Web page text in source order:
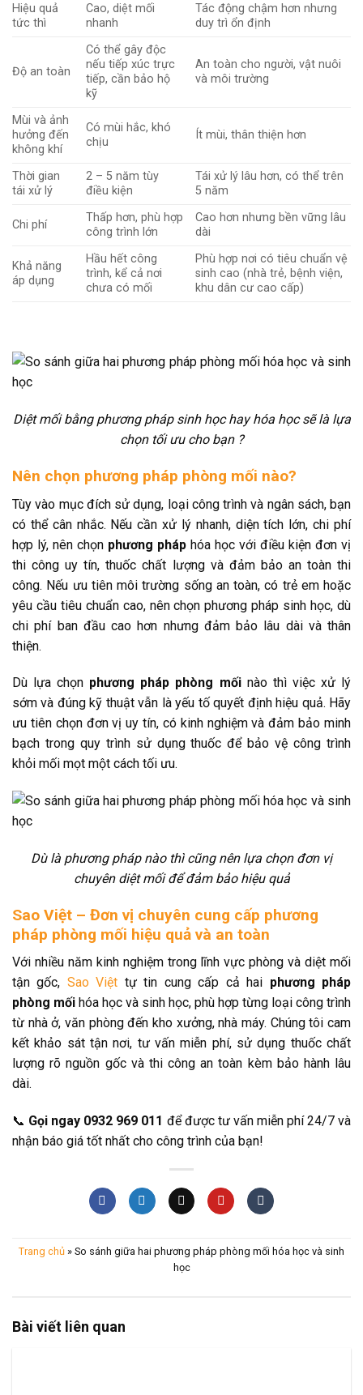
Hiệu quả
tức thì
Cao, diệt mối
nhanh
Tác động chậm hơn nhưng
duy trì ổn định
Độ an toàn
Có thể gây độc
nếu tiếp xúc trực
tiếp, cần bảo hộ
kỹ
An toàn cho người, vật nuôi
và môi trường
Mùi và ảnh
hưởng đến
không khí
Có mùi hắc, khó
chịu
Ít mùi, thân thiện hơn
Thời gian
tái xử lý
2 – 5 năm tùy
điều kiện
Tái xử lý lâu hơn, có thể trên
5 năm
Chi phí
Thấp hơn, phù hợp
công trình lớn
Cao hơn nhưng bền vững lâu
dài
Khả năng
áp dụng
Hầu hết công
trình, kể cả nơi
chưa có mối
Phù hợp nơi có tiêu chuẩn vệ
sinh cao (nhà trẻ, bệnh viện,
khu dân cư cao cấp)
Diệt mối bằng phương pháp sinh học hay hóa học sẽ là lựa
chọn tối ưu cho bạn ?
Nên chọn phương pháp phòng mối nào?
Tùy vào mục đích sử dụng, loại công trình và ngân sách, bạn
có thể cân nhắc. Nếu cần xử lý nhanh, diện tích lớn, chi phí
hợp lý, nên chọn phương pháp hóa học với điều kiện đơn vị
thi công uy tín, thuốc chất lượng và đảm bảo an toàn thi
công. Nếu ưu tiên môi trường sống an toàn, có trẻ em hoặc
yêu cầu tiêu chuẩn cao, nên chọn phương pháp sinh học, dù
chi phí ban đầu cao hơn nhưng đảm bảo lâu dài và thân
thiện.
Dù lựa chọn phương pháp phòng mốinào thì việc xử lý
sớm và đúng kỹ thuật vẫn là yếu tố quyết định hiệu quả. Hãy
ưu tiên chọn đơn vị uy tín, có kinh nghiệm và đảm bảo minh
bạch trong quy trình sử dụng thuốc để bảo vệ công trình
khỏi mối mọt một cách tối ưu.
Dù là phương pháp nào thì cũng nên lựa chọn đơn vị
chuyên diệt mối để đảm bảo hiệu quả
Sao Việt – Đơn vị chuyên cung cấp phương
pháp phòng mối hiệu quả và an toàn
Với nhiều năm kinh nghiệm trong lĩnh vực phòng và diệt mối
tận gốc, Sao Việt tự tin cung cấp cả hai phương pháp
phòng mối hóa học và sinh học, phù hợp từng loại công trình
từ nhà ở, văn phòng đến kho xưởng, nhà máy. Chúng tôi cam
kết khảo sát tận nơi, tư vấn miễn phí, sử dụng thuốc chất
lượng rõ nguồn gốc và thi công an toàn kèm bảo hành lâu
dài.
📞 Gọi ngay 0932 969 011 để được tư vấn miễn phí 24/7 và
nhận báo giá tốt nhất cho công trình của bạn!
Trang chủ » So sánh giữa hai phương pháp phòng mối hóa học và sinh
học
Bài viết liên quan